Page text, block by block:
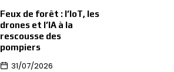
Feux de forêt : l’IoT, les
drones et l’IA à la
rescousse des
pompiers
31/07/2026